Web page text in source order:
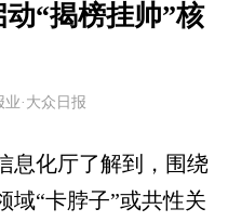
“揭榜挂帅”核
·大众日报
化厅了解到，围绕
域“卡脖子”或共性关